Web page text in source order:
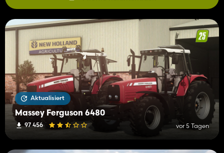
Aktualisiert
Massey Ferguson 6480
97 456 vor 5 Tagen